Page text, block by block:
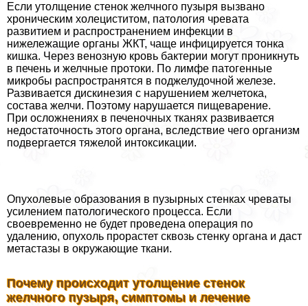
Если утолщение стенок желчного пузыря вызвано
хроническим холециститом, патология чревата
развитием и распространением инфекции в
нижележащие органы ЖКТ, чаще инфицируется тонка
кишка. Через венозную кровь бактерии могут проникнуть
в печень и желчные протоки. По лимфе патогенные
микробы распространятся в поджелудочной железе.
Развивается дискинезия с нарушением желчетока,
состава желчи. Поэтому нарушается пищеварение.
При осложнениях в печеночных тканях развивается
недостаточность этого органа, вследствие чего организм
подвергается тяжелой интоксикации.
Опухолевые образования в пузырных стенках чреваты
усилением патологического процесса. Если
своевременно не будет проведена операция по
удалению, опухоль прорастет сквозь стенку органа и даст
метастазы в окружающие ткани.
Почему происходит утолщение стенок
желчного пузыря, симптомы и лечение